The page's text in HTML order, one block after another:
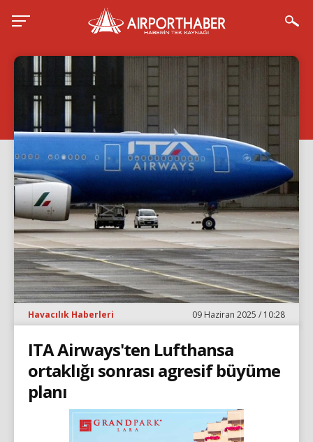
Havacılık Haberleri 09 Haziran 2025 / 10:28
ITA Airways'ten Lufthansa
ortaklığı sonrası agresif büyüme
planı